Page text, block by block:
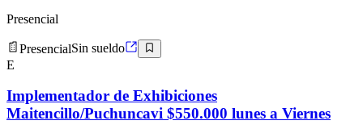
Presencial
PresencialSin sueldo
E
Implementador de Exhibiciones
Maitencillo/Puchuncavi $550.000 lunes a Viernes